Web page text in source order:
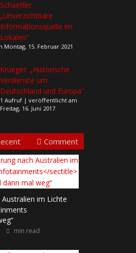
Schaeffer:
„Unverzichtbare
Informationsquelle im
Lokalen“
15. Februar 2021
Krueger: „Historische
Verdienste um
Deutschland und Europa“
1 Aufruf | veröffentlicht am
Freitag, 16. Juni 2017
Comment
im Lichte
min read